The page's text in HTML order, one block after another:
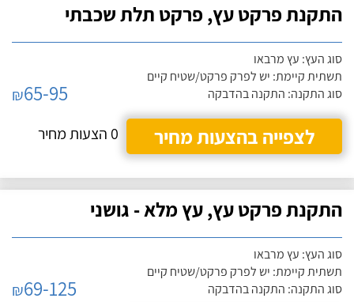
התקנת פרקט עץ, פרקט תלת שכבתי
סוג העץ: עץ מרבאו
תשתית קיימת: יש לפרק פרקט/שטיח קיים
סוג התקנה: התקנה בהדבקה
₪65-95
לצפייה בהצעות מחיר
0 הצעות מחיר
התקנת פרקט עץ, עץ מלא - גושני
סוג העץ: עץ מרבאו
תשתית קיימת: יש לפרק פרקט/שטיח קיים
סוג התקנה: התקנה בהדבקה
₪69-125